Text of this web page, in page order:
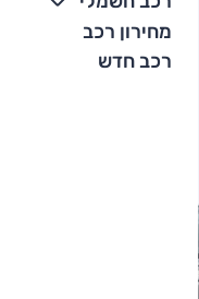
מחירון רכב
רכב חדש